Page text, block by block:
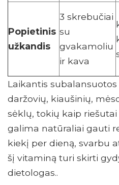
Popietinis
užkandis
3 skrebučiai
su
gvakamoliu
ir kava
Laikantis
daržovių, kiaušinių,
sėklų, tokių kaip riešutai
galima natūraliai gauti
kiekį per dieną, svarbu
šį vitaminą turi skirti
dietologas..